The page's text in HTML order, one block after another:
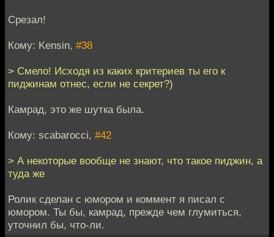
Срезал!
Кому: Kensin, #38
> Смело! Исходя из каких критериев ты его к
пиджинам отнес, если не секрет?)
Камрад, это же шутка была.
Кому: scabarocci, #42
> А некоторые вообще не знают, что такое пиджин, а
туда же
Ролик сделан с юмором и коммент я писал с
юмором. Ты бы, камрад, прежде чем глумиться,
уточнил бы, что-ли.